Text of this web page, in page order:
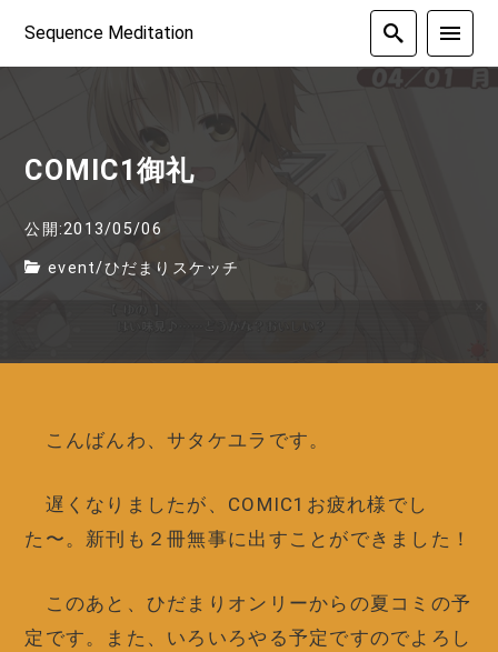
Sequence Meditation
COMIC1御礼
公開:2013/05/06
event/ひだまりスケッチ
こんばんわ、サタケユラです。
遅くなりましたが、COMIC1お疲れ様でし
た〜。新刊も２冊無事に出すことができました！
このあと、ひだまりオンリーからの夏コミの予
定です。また、いろいろやる予定ですのでよろし